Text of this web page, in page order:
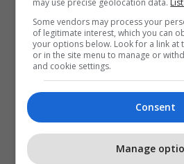
Zgjedhjet 2026
Some vendors may process your
of legitimate interest, which you can
your options below. Look for a link at
or in the site menu to manage or
and cookie settings.
Consent
Manage